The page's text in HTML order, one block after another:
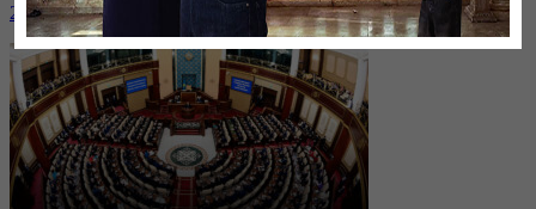
26 января, 20:27